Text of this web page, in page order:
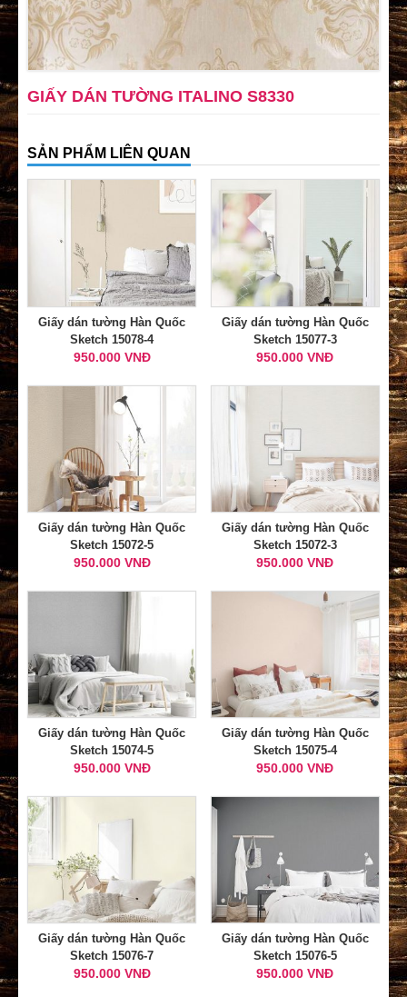
GIẤY DÁN TƯỜNG ITALINO S8330
SẢN PHẨM LIÊN QUAN
Giấy dán tường Hàn Quốc
Sketch 15078-4
950.000 VNĐ
Giấy dán tường Hàn Quốc
Sketch 15077-3
950.000 VNĐ
Giấy dán tường Hàn Quốc
Sketch 15072-5
950.000 VNĐ
Giấy dán tường Hàn Quốc
Sketch 15072-3
950.000 VNĐ
Giấy dán tường Hàn Quốc
Sketch 15074-5
950.000 VNĐ
Giấy dán tường Hàn Quốc
Sketch 15075-4
950.000 VNĐ
Giấy dán tường Hàn Quốc
Sketch 15076-7
950.000 VNĐ
Giấy dán tường Hàn Quốc
Sketch 15076-5
950.000 VNĐ